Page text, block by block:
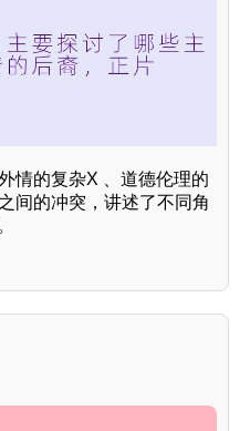
情的复杂X 、道德伦理的
间的冲突，讲述了不同角